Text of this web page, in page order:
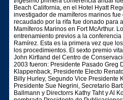
Beach California, en el Hotel Hyatt
investigador de mamíferos marinos
recaudado por la rifa fue donado para
Mamíferos Marinos en Fort McArthur.
entrenamiento previos a la
Ramírez. Esta es la primera vez que
los procedimientos. El sexto premio
John Kirtland del Centro de
2003 fueron: Presidente Pasado Greg
Klappenback, Presidente Electo
Billy Hurley, Segundo Vice Presidente
Presidente Sue Negrini, Secretario
Ballmann y Directorrs Kathy Taht y Al